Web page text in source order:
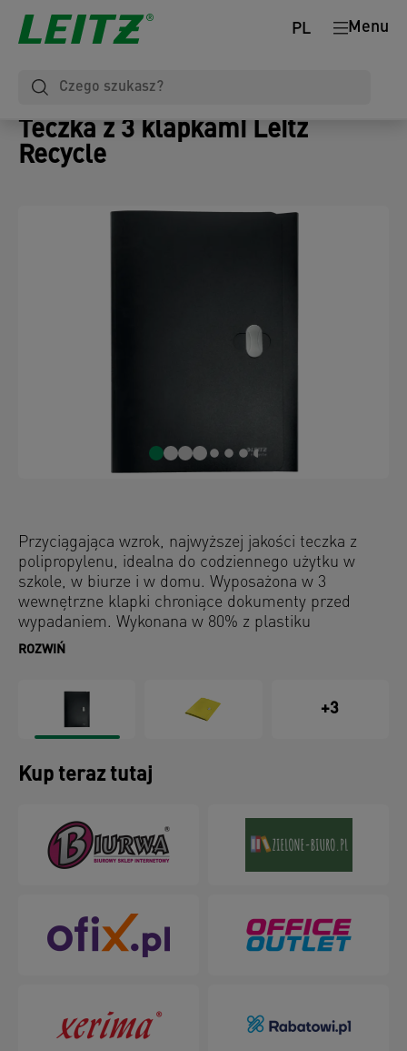
Menu
PL
Teczka z 3 klapkami Leitz
Recycle
Przyciągająca wzrok, najwyższej jakości teczka z
polipropylenu, idealna do codziennego użytku w
szkole, w biurze i w domu. Wyposażona w 3
wewnętrzne klapki chroniące dokumenty przed
wypadaniem. Wykonana w 80% z plastiku
pochodzącego z recyklingu, w 100% nadaje się do
zapewnia użytkowanie przez długie lata i doskonale
pasuje do innych produktów z kolekcji Leitz Recycle.
Kolekcja nowoczesnych, przyjaznych dla środowiska
artykułów biurowych świetnie zaprezentuje się w
domu i w biurze. Dzięki przyjaznej dla środowiska
masz wpływ na poprawę zarówno środowiska
biurowego, jak i całej naszej planety.
ROZWIŃ
+3
Kup teraz tutaj